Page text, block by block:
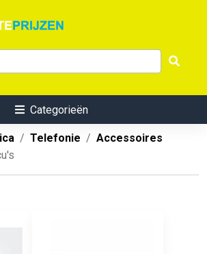
Categorieën
Telefonie
Accessoires